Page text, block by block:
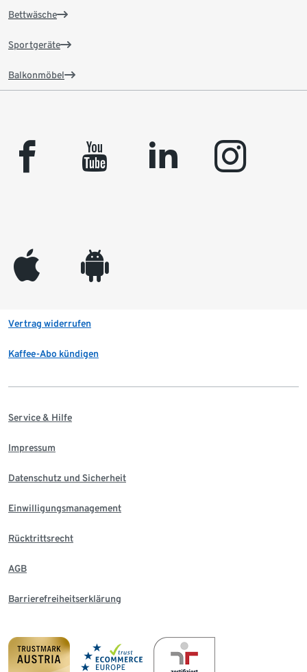
Bettwäsche
Sportgeräte
Balkonmöbel
facebook youtube linkedin instagram
appleinc android
Vertrag widerrufen
Kaffee-Abo kündigen
Service & Hilfe
Impressum
Datenschutz und Sicherheit
Einwilligungsmanagement
Rücktrittsrecht
AGB
Barrierefreiheitserklärung